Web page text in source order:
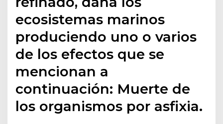
ecosistemas marinos
produciendo uno o varios
de los efectos que se
mencionan a
continuación: Muerte de
los organismos por asfixia.